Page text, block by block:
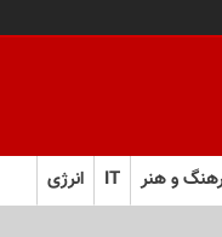
و هنر IT انرژی